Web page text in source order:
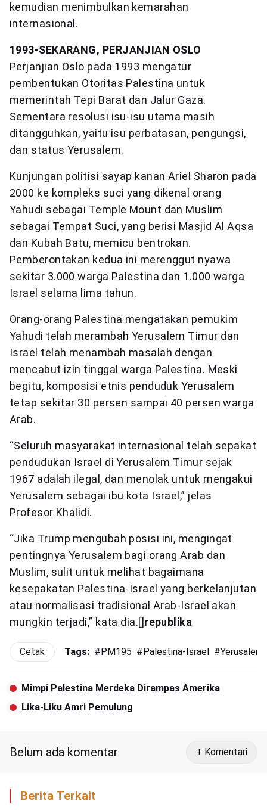
kemudian menimbulkan kemarahan
internasional.
1993-SEKARANG, PERJANJIAN OSLO
Perjanjian Oslo pada 1993 mengatur
pembentukan Otoritas Palestina untuk
memerintah Tepi Barat dan Jalur Gaza.
Sementara resolusi isu-isu utama masih
ditangguhkan, yaitu isu perbatasan, pengungsi,
dan status Yerusalem.
Kunjungan politisi sayap kanan Ariel Sharon pada
2000 ke kompleks suci yang dikenal orang
Yahudi sebagai Temple Mount dan Muslim
sebagai Tempat Suci, yang berisi Masjid Al Aqsa
dan Kubah Batu, memicu bentrokan.
Pemberontakan kedua ini merenggut nyawa
sekitar 3.000 warga Palestina dan 1.000 warga
Israel selama lima tahun.
Orang-orang Palestina mengatakan pemukim
Yahudi telah merambah Yerusalem Timur dan
Israel telah menambah masalah dengan
mencabut izin tinggal warga Palestina. Meski
begitu, komposisi etnis penduduk Yerusalem
tetap sekitar 30 persen sampai 40 persen warga
Arab.
“Seluruh masyarakat internasional telah sepakat
pendudukan Israel di Yerusalem Timur sejak
1967 adalah ilegal, dan menolak untuk mengakui
Yerusalem sebagai ibu kota Israel,” jelas
Profesor Khalidi.
“Jika Trump mengubah posisi ini, mengingat
pentingnya Yerusalem bagi orang Arab dan
Muslim, sulit untuk melihat bagaimana
kesepakatan Palestina-Israel yang berkelanjutan
atau normalisasi tradisional Arab-Israel akan
mungkin terjadi,” kata dia.[]republika
Cetak Tags: # PM195 # Palestina-Israel #Yerusalem
Mimpi Palestina Merdeka Dirampas Amerika
Lika-Liku Amri Pemulung
Belum ada komentar + Komentari
Berita Terkait